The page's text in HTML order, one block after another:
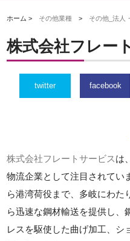
ホーム > その他業種 > その他_法人
株式会社フレー
twitter facebook
株式会社フレートサービス は
物流企業として注目されてい
ら港湾荷役まで、多岐にわた
ら迅速な鋼材輸送を提供し、
レスを駆使した曲げ加工、シ